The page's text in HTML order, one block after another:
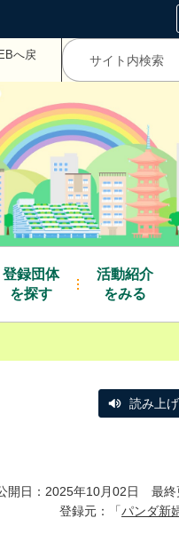
へ戻
登録団体
を探す
活動紹介
をみる
読み上げ
開日：2025年10月02日 最終
登録元：「パンダ新